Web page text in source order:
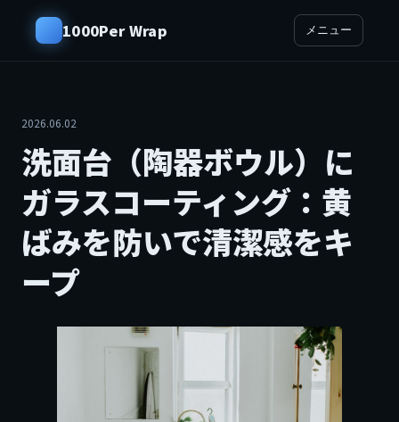
1000Per Wrap メニュー
2026.06.02
洗面台（陶器ボウル）に
ガラスコーティング：黄
ばみを防いで清潔感をキ
ープ